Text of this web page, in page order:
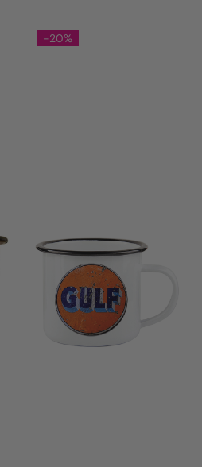
-20%